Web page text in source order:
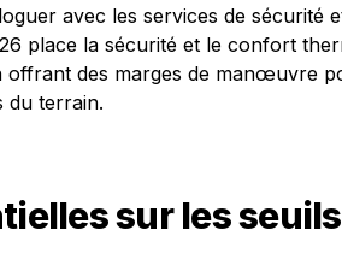
avec les services de sécurité
place la sécurité et le confort
offrant des marges de manœuvre
du terrain.
sur les